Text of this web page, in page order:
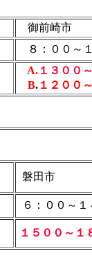
御前崎市
８：００～
A.１３００
B.１２００
磐田市
６：００～
１５００～１